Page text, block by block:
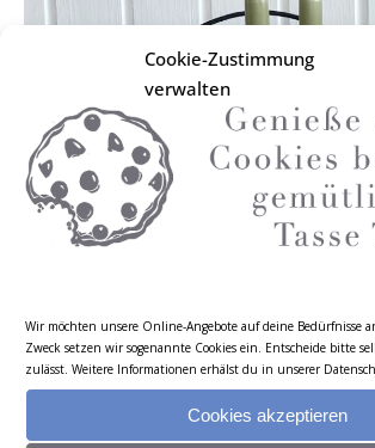
Cookie-Zustimmung
verwalten
Wir möchten unsere Online-Angebote auf deine Bedürfnisse
Zweck setzen wir sogenannte Cookies ein. Entscheide bitte
zulässt. Weitere Informationen erhälst du in unserer
Cookies akzeptieren